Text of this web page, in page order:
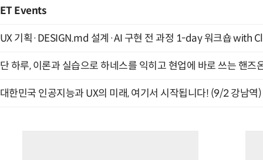
ET Events
UX 기획·DESIGN.md 설계·AI 구현 전 과정 1-day 워크숍 with
단 하루, 이론과 실습으로 하네스를 익히고 현업에 바로 쓰는 핸즈
대한민국 인공지능과 UX의 미래, 여기서 시작됩니다! (9/2 강남역)